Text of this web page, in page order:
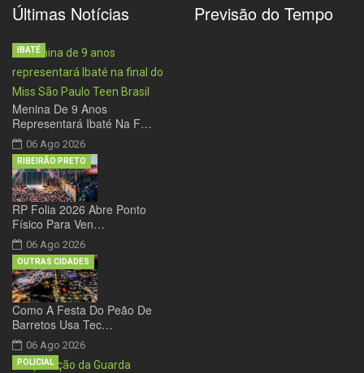
Últimas Notícias
Menina De 9 Anos
Representará Ibaté Na F…
06 Ago 2026
IBATÉ
RP Folia 2026 Abre Ponto
Físico Para Ven…
06 Ago 2026
RIBEIRÃO PRETO
Como A Festa Do Peão De
Barretos Usa Tec…
06 Ago 2026
OUTRAS CIDADES
POLICIAL
Previsão do Tempo